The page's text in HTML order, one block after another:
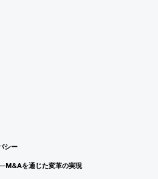
シー
を通じた変革の実現